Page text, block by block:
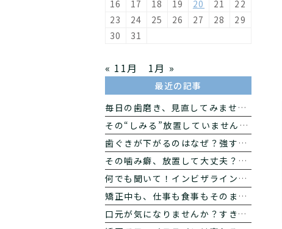
16
17 18 19 20 21
22
23
24 25 26 27 28
29
30
31
« 11月 1月 »
最近の記事
毎日の歯磨き、見直してみませんか？手磨きと電動歯ブラシの違いをわかりやすく解説
その“しみる”放置していませんか？知覚過敏の原因と対策
歯ぐきが下がるのはなぜ？強すぎる歯磨きと口元の印象の関係
その噛み癖、放置して大丈夫？片噛みが噛み合わせに与える影響とは
何でも聞いて！インビザライン矯正のQ&A｜働く大人の矯正相談【後編】
矯正中も、仕事も食事もそのまま。インビザラインが働く大人に選ばれる理由【前編】
口元が気になりませんか？すきっ歯になる7つの原因